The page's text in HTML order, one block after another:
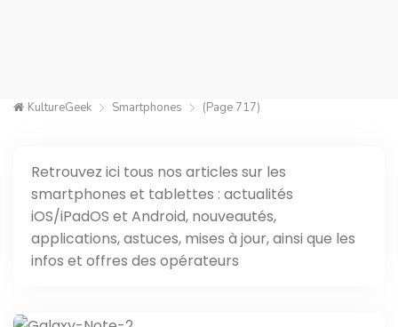
KultureGeek Smartphones (Page 717)
Retrouvez ici tous nos articles sur les
smartphones et tablettes : actualités
iOS/iPadOS et Android, nouveautés,
applications, astuces, mises à jour, ainsi que les
infos et offres des opérateurs